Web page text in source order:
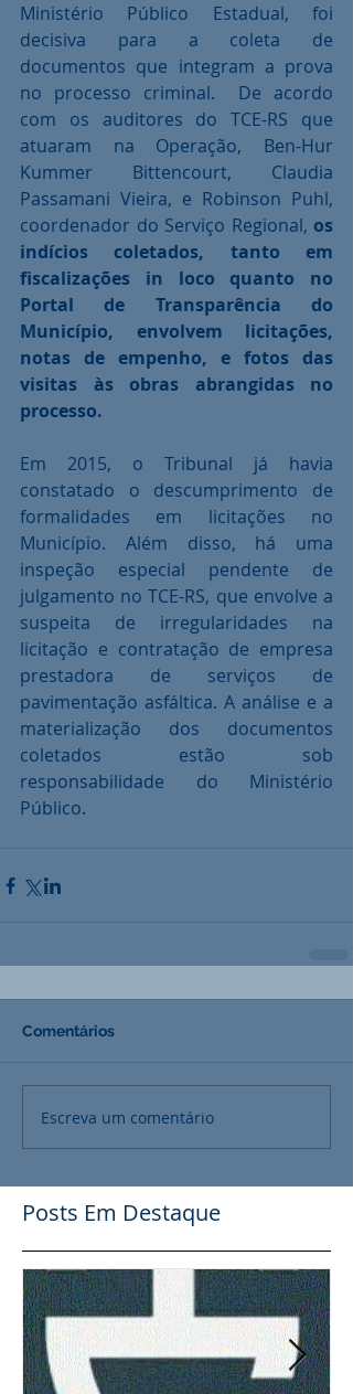
Posts Em Destaque
Ministério Público Estadual, foi
decisiva para a coleta de
documentos que integram a prova
no processo criminal.  De acordo
com os auditores do TCE-RS que
atuaram na Operação, Ben-Hur
Kummer Bittencourt, Claudia
Passamani Vieira, e Robinson Puhl,
coordenador do Serviço Regional, os
indícios coletados, tanto em
fiscalizações in loco quanto no
Portal de Transparência do
Município, envolvem licitações,
notas de empenho, e fotos das
visitas às obras abrangidas no
processo.
Em 2015, o Tribunal já havia
constatado o descumprimento de
formalidades em licitações no
Município. Além disso, há uma
inspeção especial pendente de
julgamento no TCE-RS, que envolve a
suspeita de irregularidades na
licitação e contratação de empresa
prestadora de serviços de
pavimentação asfáltica. A análise e a
materialização dos documentos
coletados estão sob
responsabilidade do Ministério
Público.
Comentários
Escreva um comentário